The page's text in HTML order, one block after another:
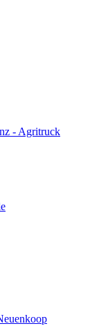
- Agritruck